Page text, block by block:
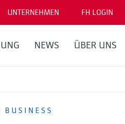
UNTERNEHMEN FH LOGIN
NEWS ÜBER UNS